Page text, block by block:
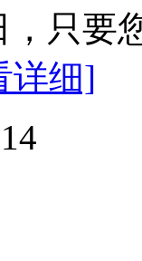
只要
详细]